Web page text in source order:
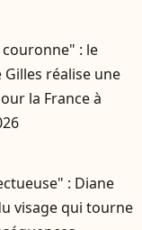
couronne" : le
réalise une
la France à
: Diane
visage qui tourne